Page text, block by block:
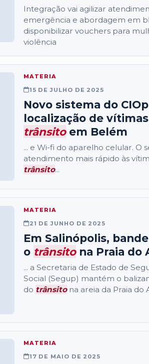
Integração vai agilizar
emergência e abordagem em
disponibilizar vouchers para
violência
MATERIA
15 DE JULHO DE 2025
Novo sistema do
localização de
trânsitoem Belém
... e Wi-fi do aparelho celular. O
atendimento mais rápido às
trânsito...
MATERIA
21 DE JUNHO DE 2025
Em Salinópolis,
o trânsitona Praia do
... a Secretaria de Estado de
Social (Segup) mantém o
do trânsitona areia da Praia do
MATERIA
17 DE MAIO DE 2025